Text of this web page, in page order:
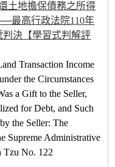
土地擔保債務之所得
最高行政法院110年
判決【學習式判解評
Transaction Income
the Circumstances
a Gift to the Seller,
for Debt, and Such
the Seller: The
Supreme Administrative
Tzu No. 122